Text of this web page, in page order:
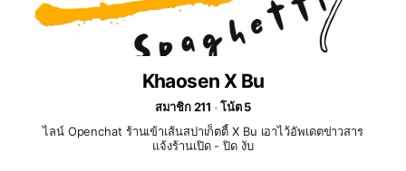
Khaosen X Bu
สมาชิก 211
โน้ต 5
ไลน์ Openchat ร้านเข้าเส้นสปาเก็ตตี้ X Bu เอาไว้อัพเดตข่าวสาร
แจ้งร้านเปิด - ปิด งับ